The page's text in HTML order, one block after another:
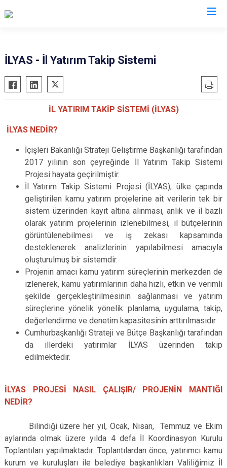
İLYAS - İl Yatırım Takip Sistemi
İL YATIRIM TAKİP SİSTEMİ (İLYAS)
İLYAS NEDİR?
İçişleri Bakanlığı Strateji Geliştirme Başkanlığı tarafından
2017 yılının son çeyreğinde İl Yatırım Takip Sistemi
Projesi hayata geçirilmiştir.
İl Yatırım Takip Sistemi Projesi (İLYAS); ülke çapında
geliştirilen kamu yatırım projelerine ait verilerin tek bir
sistem üzerinden kayıt altına alınması, anlık ve il bazlı
olarak yatırım projelerinin izlenebilmesi, il bütçelerinin
görüntülenebilmesi ve iş zekası kapsamında
desteklenerek analizlerinin yapılabilmesi amacıyla
oluşturulmuş bir sistemdir.
Projenin amacı kamu yatırım süreçlerinin merkezden de
izlenerek, kamu yatırımlarının daha hızlı, etkin ve verimli
şekilde gerçekleştirilmesinin sağlanması ve yatırım
süreçlerine yönelik yönelik planlama, uygulama, takip,
değerlendirme ve denetim kapasitesinin arttırılmasıdır.
Cumhurbaşkanlığı Strateji ve Bütçe Başkanlığı tarafından
da illerdeki yatırımlar İLYAS üzerinden takip
edilmektedir.
İLYAS PROJESİ NASIL ÇALIŞIR/ PROJENİN MANTIĞI
NEDİR?
Bilindiği üzere her yıl, Ocak, Nisan, Temmuz ve Ekim
aylarında olmak üzere yılda 4 defa İl Koordinasyon Kurulu
Toplantıları yapılmaktadır. Toplantılardan önce, yatırımcı kamu
kurum ve kuruluşları ile belediye başkanlıkları Valiliğimiz İl